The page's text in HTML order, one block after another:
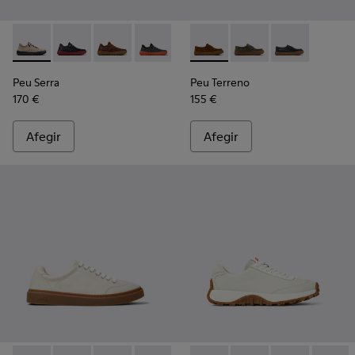
Peu Serra - K101075-011 - Sabates de camussa i teixit de
Peu Serra - K101075-013
Peu Serra - K101075-010
Peu Serra - K101075-007
Peu Serra - K101075-005
Peu Serra - K101075-001
Peu Serra
170 €
Afegir
Peu Terreno - K101135-002
Peu Terreno -Peu Terreno -
Peu Terreno
155 €
Afegir